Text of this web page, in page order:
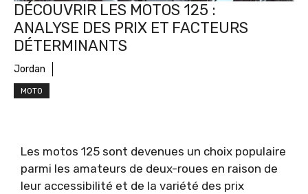
DÉCOUVRIR LES MOTOS 125 :
ANALYSE DES PRIX ET FACTEURS
DÉTERMINANTS
Jordan
MOTO
Les motos 125 sont devenues un choix populaire
parmi les amateurs de deux-roues en raison de
leur accessibilité et de la variété des prix